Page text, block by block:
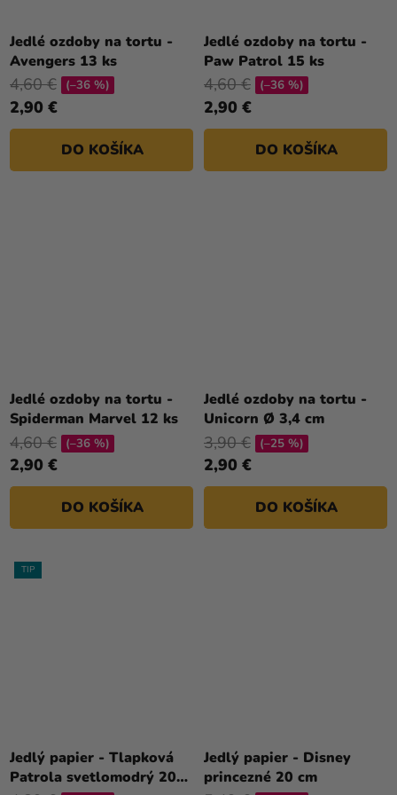
Jedlé ozdoby na tortu -
Avengers 13 ks
2,90 €
4,60 € (–36 %)
DO KOŠÍKA
Jedlé ozdoby na tortu -
Paw Patrol 15 ks
2,90 €
4,60 € (–36 %)
DO KOŠÍKA
Jedlé ozdoby na tortu -
Spiderman Marvel 12 ks
2,90 €
4,60 € (–36 %)
DO KOŠÍKA
Jedlé ozdoby na tortu -
Unicorn Ø 3,4 cm
2,90 €
3,90 € (–25 %)
DO KOŠÍKA
TIP
Jedlý papier - Tlapková
Patrola svetlomodrý 20
Jedlý papier - Disney
princezné 20 cm